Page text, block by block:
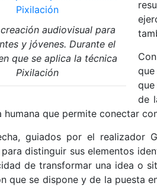
audiovisual para
y jóvenes. Durante el
que se aplica la técnica
Pixilación
de
humana que permite conectar
guiados por el realizador
distinguir sus elementos
de transformar una idea o
que se dispone y de la puesta